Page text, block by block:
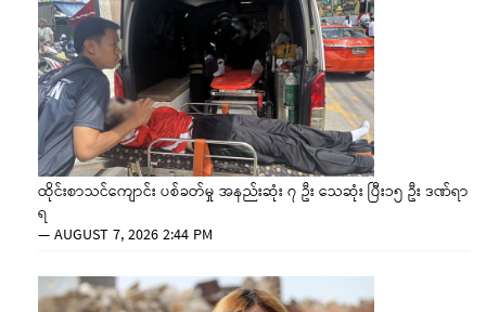
ထိုင်းစာသင်ကျောင်း ပစ်ခတ်မှု အနည်းဆုံး ၇ ဦး သေဆုံး ပြီး၁၅ ဦး ဒဏ်ရာ
ရ
—AUGUST 7, 2026 2:44 PM